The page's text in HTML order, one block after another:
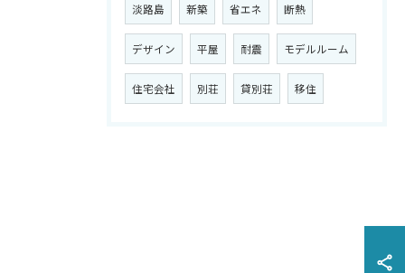
淡路島 新築 省エネ 断熱
デザイン 平屋 耐震 モデルルーム
住宅会社 別荘 貸別荘 移住